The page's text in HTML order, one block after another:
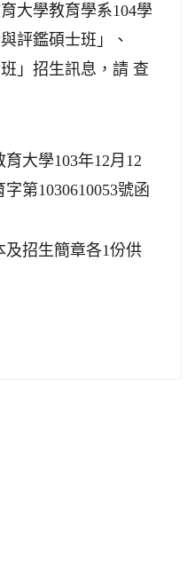
大學教育學系104學
評鑑碩士班」、
班」招生訊息，請 查
大學103年12月12
第1030610053號函
及招生簡章各1份供